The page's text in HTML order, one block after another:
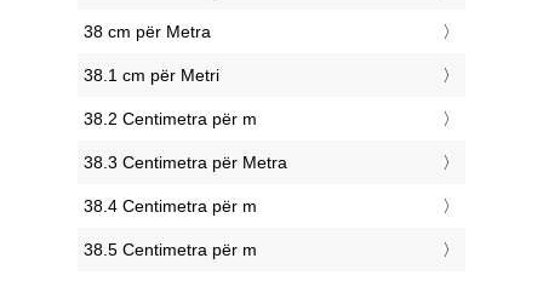
38 cm për Metra
38.1 cm për Metri
38.2 Centimetra për m
38.3 Centimetra për Metra
38.4 Centimetra për m
38.5 Centimetra për m